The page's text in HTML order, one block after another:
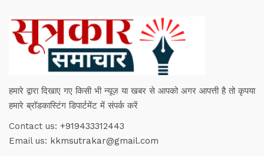
हमारे द्वारा दिखाए गए किसी भी न्यूज़ या खबर से आपको अगर आपत्ती है तो कृपया
हमारे ब्रॉडकास्टिंग डिपार्टमेंट में संपर्क करें
Contact us: +919433312443
Email us: kkmsutrakar@gmail.com